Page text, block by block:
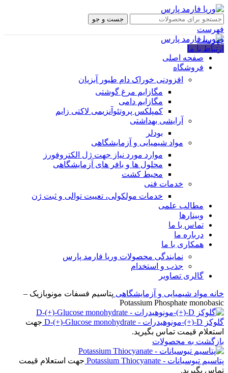
جست و جو
فهرست
ارتباط با ما
فهرست
صفحه اصلی
فروشگاه
افزودنی خوراک دام طیور آبزیان
مگازایم مرغ گوشتی
مگازایم دامی
کمپلکس پروتئوآنزیمی لاکتی زایم
آرایشی بهداشتی
بودلر
مواد شیمیایی و آزمایشگاهی
موارد مورد نیاز جهت ژل الکتروفورز
محلول ها و بافر های آزمایشگاهی
محیط کشت
خدمات فنی
خدمات مولکولی، تعییت توالی و ثبت ژن
مطالب علمی
وبینارها
تماس با ما
درباره ما
همکاری با ما
نمایندگی محصولات وریا فارمد پارس
جذب و استخدام
گالری تصاویر
خانه مواد شیمیایی و آزمایشگاهی پتاسیم فسفات مونوبازیک –
Potassium Phosphate monobasic
گلوکز D-(+)-مونوهیدرات - D-(+)-Glucose monohydrate
جهت
استعلام قیمت تماس بگیرید.
بازگشت به محصولات
پتاسیم تیوسیانات - Potassium Thiocyanate
جهت استعلام قیمت
تماس بگیرید.